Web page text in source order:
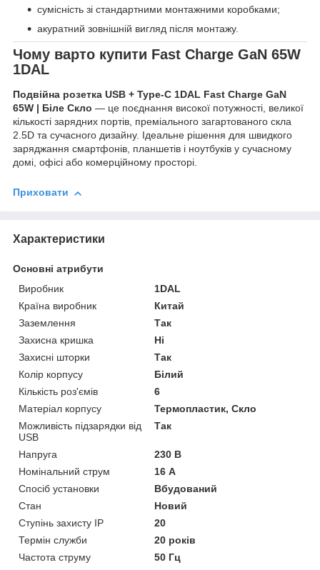
сумісність зі стандартними монтажними коробками;
акуратний зовнішній вигляд після монтажу.
Чому варто купити Fast Charge GaN 65W
1DAL
Подвійна розетка USB + Type-C 1DAL Fast Charge GaN
65W | Біле Скло — це поєднання високої потужності, великої
кількості зарядних портів, преміального загартованого скла
2.5D та сучасного дизайну. Ідеальне рішення для швидкого
заряджання смартфонів, планшетів і ноутбуків у сучасному
домі, офісі або комерційному просторі.
Приховати
Характеристики
Основні атрибути
Виробник
1DAL
Країна виробник
Китай
Заземлення
Так
Захисна кришка
Ні
Захисні шторки
Так
Колір корпусу
Білий
Кількість роз'ємів
6
Матеріал корпусу
Термопластик, Скло
Можливість підзарядки від
USB
Так
Напруга
230 В
Номінальний струм
16 А
Спосіб установки
Вбудований
Стан
Новий
Ступінь захисту IP
20
Термін служби
20 років
Частота струму
50 Гц